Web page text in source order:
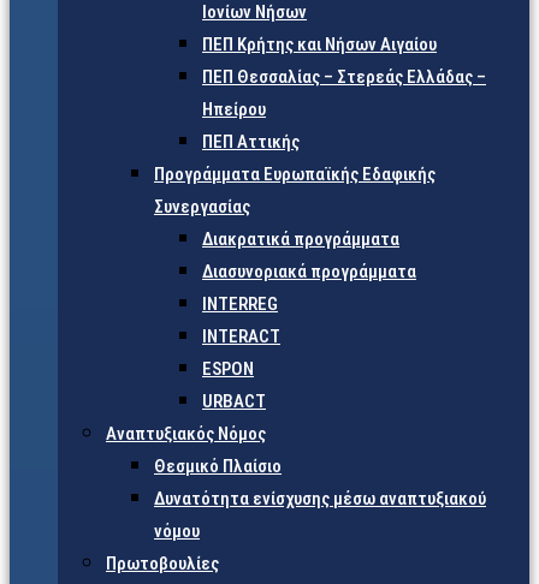
Ιονίων Νήσων
ΠΕΠ Κρήτης και Νήσων Αιγαίου
ΠΕΠ Θεσσαλίας – Στερεάς Ελλάδας –
Ηπείρου
ΠΕΠ Αττικής
Προγράμματα Ευρωπαϊκής Εδαφικής
Συνεργασίας
Διακρατικά προγράμματα
Διασυνοριακά προγράμματα
INTERREG
INTERACT
ESPON
URBACT
Αναπτυξιακός Νόμος
Θεσμικό Πλαίσιο
Δυνατότητα ενίσχυσης μέσω αναπτυξιακού
νόμου
Πρωτοβουλίες